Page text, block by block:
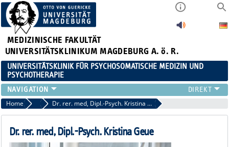
MEDIZINISCHE FAKULTÄT
UNIVERSITÄTSKLINIKUM MAGDEBURG A. ö. R.
UNIVERSITÄTSKLINIK FÜR PSYCHOSOMATISCHE MEDIZIN UND
PSYCHOTHERAPIE
FÜR PATIENTEN
TEAM
ZUWEISER
Home Psychologen Dr. rer. med, Dipl.-Psych. Kristina Geue
Dr. rer. med, Dipl.-Psych. Kristina Geue